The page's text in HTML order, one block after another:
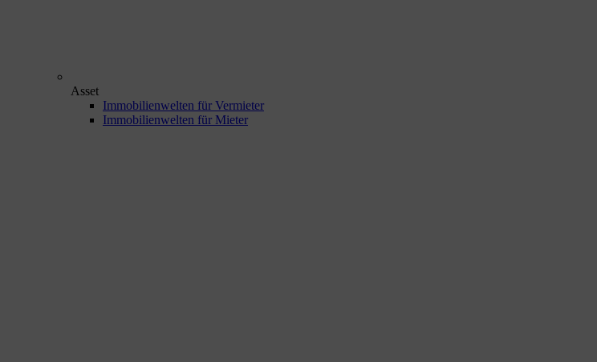
Asset
Immobilienwelten für Vermieter
Immobilienwelten für Mieter